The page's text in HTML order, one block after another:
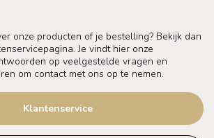
onze producten of je bestelling? Bekijk dan
Je vindt hier onze
op veelgestelde vragen en
om contact met ons op te nemen.
Klantenservice